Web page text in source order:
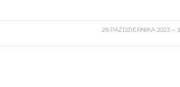
28 PAŹDZIERNIKA 2023